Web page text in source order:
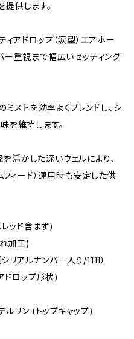
供します。
アドロップ（涙型）エアホー
ー重視まで幅広いセッティング
ミストを効率よくブレンドし、シ
を維持します。
活かした深いウェルにより、
フィード）運用時も安定した供
ッド含まず)
加工)
リアルナンバー入り/1111）
ドロップ形状)
リン (トップキャップ)